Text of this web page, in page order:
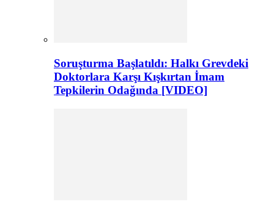
Soruşturma Başlatıldı: Halkı Grevdeki
Doktorlara Karşı Kışkırtan İmam
Tepkilerin Odağında [VIDEO]